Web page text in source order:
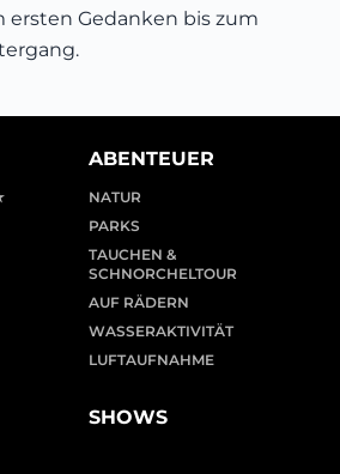
Gedanken bis zum
ABENTEUER
NATUR
PARKS
TAUCHEN &
SCHNORCHELTOUR
AUF RÄDERN
WASSERAKTIVITÄT
LUFTAUFNAHME
SHOWS